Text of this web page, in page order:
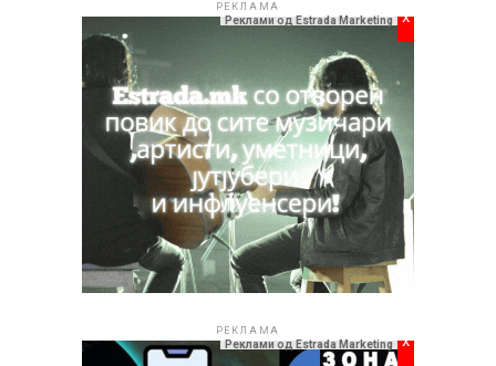
РЕКЛАМА
Реклами од Estrada Marketing x
РЕКЛАМА
Реклами од Estrada Marketing x